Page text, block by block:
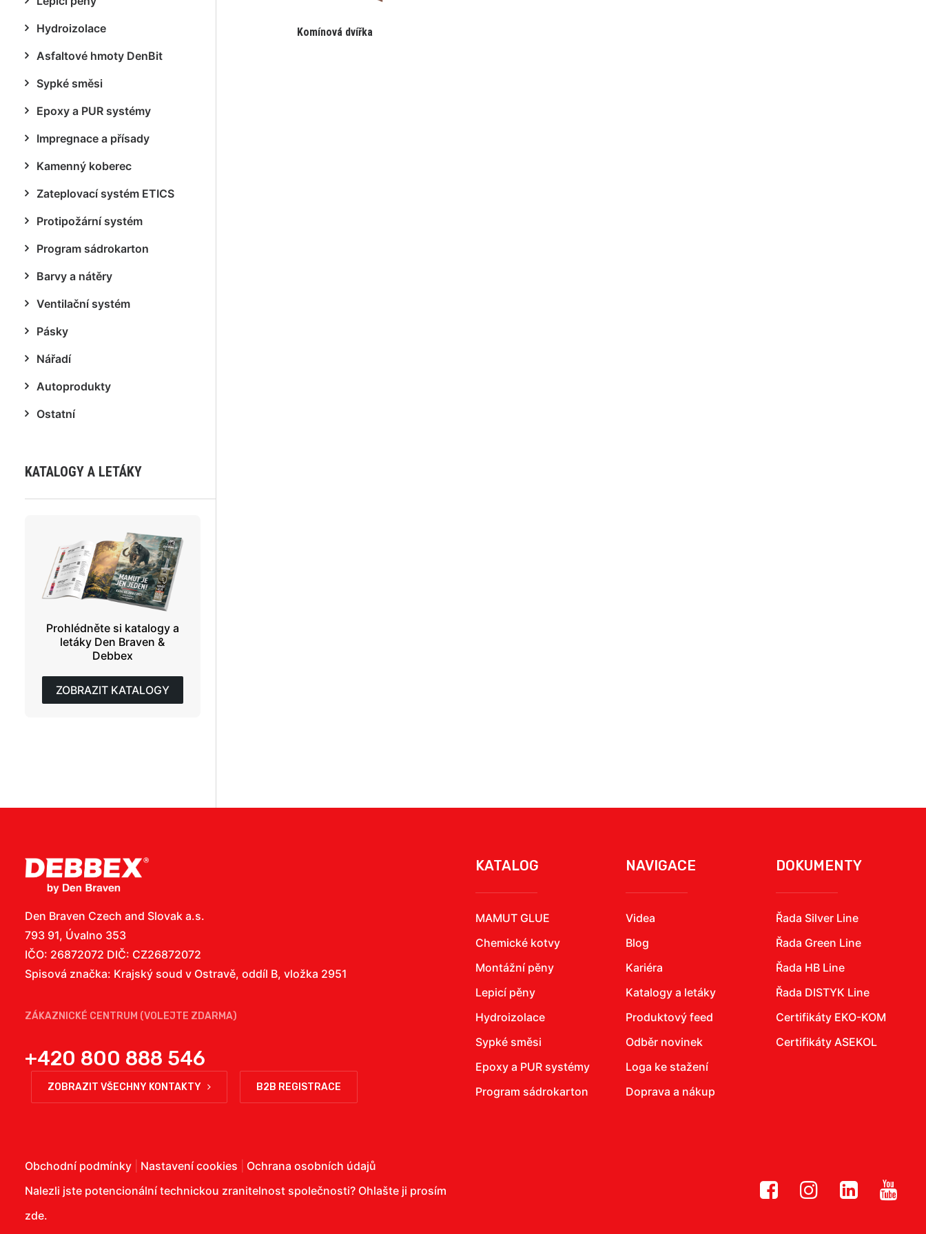
Hydroizolace
Asfaltové hmoty DenBit
Sypké směsi
Epoxy a PUR systémy
Impregnace a přísady
Kamenný koberec
Zateplovací systém ETICS
Protipožární systém
Program sádrokarton
Barvy a nátěry
Ventilační systém
Pásky
Nářadí
Autoprodukty
Ostatní
KATALOGY A LETÁKY
Prohlédněte si katalogy a
letáky Den Braven &
Debbex
ZOBRAZIT KATALOGY
Komínová dvířka
Den Braven Czech and Slovak a.s.
793 91, Úvalno 353
IČO: 26872072 DIČ: CZ26872072
Spisová značka: Krajský soud v Ostravě, oddíl B, vložka 2951
ZÁKAZNICKÉ CENTRUM (VOLEJTE ZDARMA)
+420 800 888 546
ZOBRAZIT VŠECHNY KONTAKTY B2B REGISTRACE
KATALOG
MAMUT GLUE
Chemické kotvy
Montážní pěny
Lepicí pěny
Hydroizolace
Sypké směsi
Epoxy a PUR systémy
Program sádrokarton
NAVIGACE
Videa
Blog
Kariéra
Katalogy a letáky
Produktový feed
Odběr novinek
Loga ke stažení
Doprava a nákup
DOKUMENTY
Řada Silver Line
Řada Green Line
Řada HB Line
Řada DISTYK Line
Certifikáty EKO-KOM
Certifikáty ASEKOL
Obchodní podmínky Nastavení cookies
Ochrana osobních údajů
Nalezli jste potencionální technickou zranitelnost společnosti? Ohlašte ji prosím
zde.